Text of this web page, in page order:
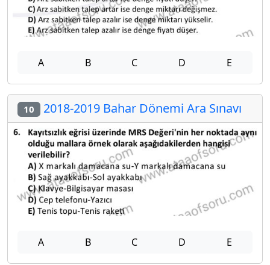
A B C D E
10 2018-2019 Bahar Dönemi Ara Sınavı
A B C D E